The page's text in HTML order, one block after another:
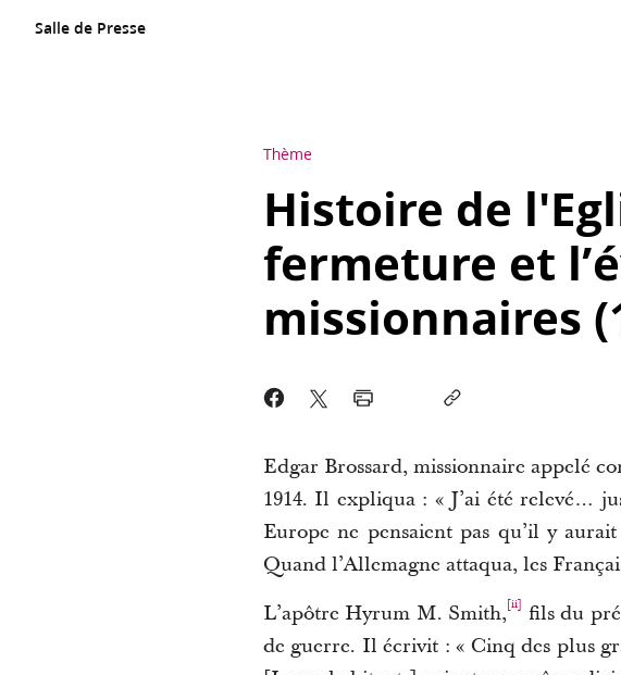
Salle de Presse
Thème
Histoire de
fermeture et
missionnaires
Edgar Brossard, missionnaire appelé
1914. Il expliqua : « J’ai été relevé…
Europe ne pensaient pas qu’il y
Quand l’Allemagne attaqua, les
L’apôtre Hyrum M. Smith,[ii]
fils du
de guerre. Il écrivit : « Cinq des plus